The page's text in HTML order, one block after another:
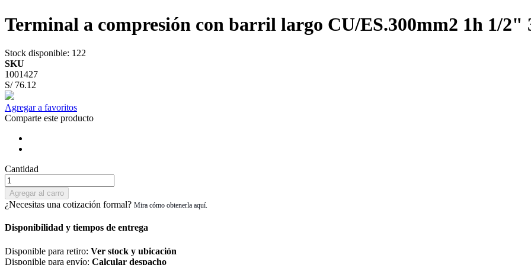
Terminal a compresión con barril largo CU/ES.300mm2 1h 1/2"
Stock disponible: 122
SKU
1001427
S/ 76.12
Agregar a favoritos
Comparte este producto
Cantidad
Agregar al carro
¿Necesitas una cotización formal?
Disponibilidad y tiempos de entrega
Disponible para retiro: Ver stock y ubicación
Disponible para envío: Calcular despacho